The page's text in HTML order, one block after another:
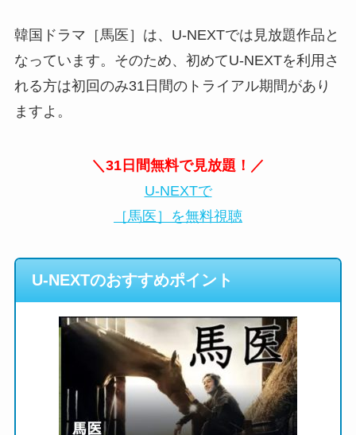
韓国ドラマ［馬医］は、U-NEXTでは見放題作品と
なっています。そのため、初めてU-NEXTを利用さ
れる方は初回のみ31日間のトライアル期間があり
ますよ。
＼31日間無料で見放題！／
U-NEXTで
［馬医］を無料視聴
U-NEXTのおすすめポイント